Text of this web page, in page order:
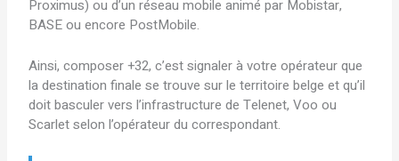
Proximus) ou d’un réseau mobile animé par Mobistar,
BASE ou encore PostMobile.
Ainsi, composer +32, c’est signaler à votre opérateur que
la destination finale se trouve sur le territoire belge et qu’il
doit basculer vers l’infrastructure de Telenet, Voo ou
Scarlet selon l’opérateur du correspondant.